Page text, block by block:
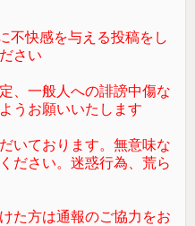
不快感を与える投稿をし
さい
、一般人への誹謗中傷な
うお願いいたします
いております。無意味な
ださい。迷惑行為、荒ら
た方は通報のご協力をお